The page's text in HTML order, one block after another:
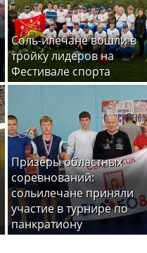
Соль-илечане вошли в
тройку лидеров на
Фестивале спорта
Призеры областных
соревнований:
сольилечане приняли
участие в турнире по
панкратиону